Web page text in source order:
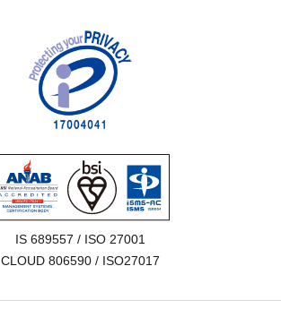
IS 689557 / ISO 27001
CLOUD 806590 / ISO27017